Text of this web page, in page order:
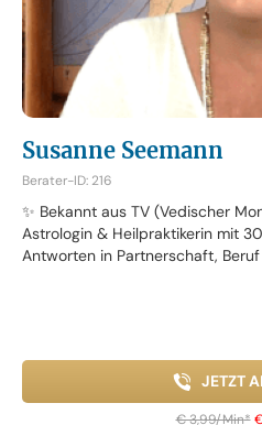
Susanne Seemann
Berater-ID: 216
✨ Bekannt aus TV (Vedischer
Astrologin & Heilpraktikerin mit
Antworten in Partnerschaft, Beruf
JETZT
€ 3,99/Min*